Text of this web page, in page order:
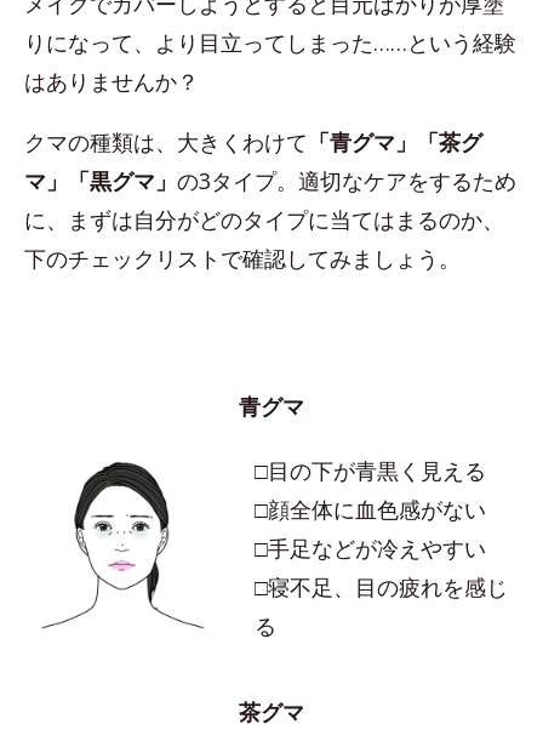
りになって、より目立ってしまった……という経験
はありませんか？
クマの種類は、大きくわけて 「青グマ」「茶グ
マ」「黒グマ」 の3タイプ。適切なケアをするため
に、まずは自分がどのタイプに当てはまるのか、
下のチェックリストで確認してみましょう。
青グマ
□目の下が青黒く見える
□顔全体に血色感がない
□手足などが冷えやすい
□寝不足、目の疲れを感じ
る
茶グマ